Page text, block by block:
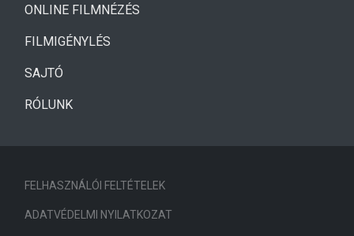
ONLINE FILMNÉZÉS
FILMIGÉNYLÉS
SAJTÓ
RÓLUNK
FELHASZNÁLÓI FELTÉTELEK
ADATVÉDELMI NYILATKOZAT